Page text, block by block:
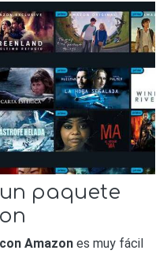
paquete
Amazon es muy fácil